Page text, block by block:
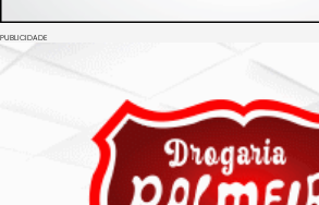
PUBLICIDADE